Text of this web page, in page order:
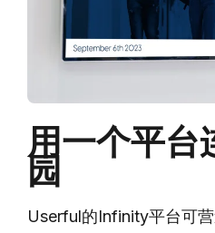
用一个平台
园
Userful的Infinity平台可